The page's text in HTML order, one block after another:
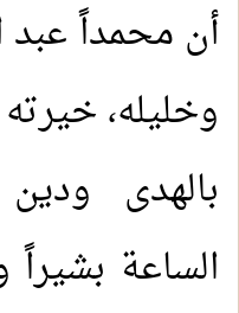
أن محمداً عبد
وخليله،
بالهدى
الساعة بشيراً